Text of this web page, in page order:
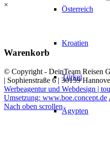
Österreich
Kroatien
Türkei
Ägypten
×
Warenkorb
© Copyright - DeinTeam Reisen
| Sophienstraße 6 | 30159
Werbeagentur und Webdesign |
Umsetzung: www.boe.concept.de
Nach oben scrollen